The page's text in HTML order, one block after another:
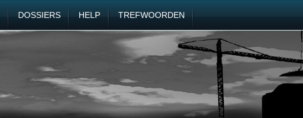
DOSSIERS HELP TREFWOORDEN